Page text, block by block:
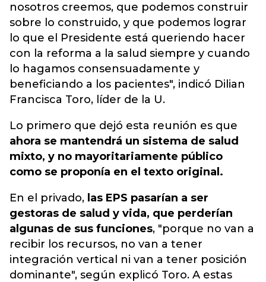
nosotros creemos, que podemos construir
sobre lo construido, y que podemos lograr
lo que el Presidente está queriendo hacer
con la reforma a la salud siempre y cuando
lo hagamos consensuadamente y
beneficiando a los pacientes", indicó Dilian
Francisca Toro, líder de la U.
Lo primero que dejó esta reunión es que
ahora se mantendrá un sistema de salud
mixto, y no mayoritariamente público
como se proponía en el texto original.
En el privado, las EPS pasarían a ser
gestoras de salud y vida, que perderían
algunas de sus funciones, "porque no van a
recibir los recursos, no van a tener
integración vertical ni van a tener posición
dominante", según explicó Toro. A estas